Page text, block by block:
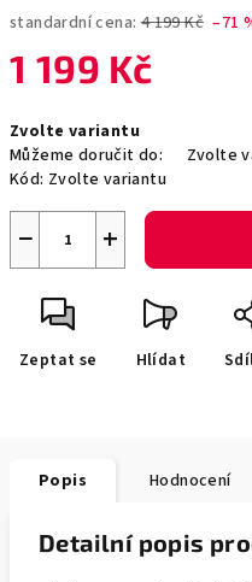
standardní cena: 4 199 Kč –71
1 199 Kč
cena:
Zvolte variantu
Můžeme doručit do:
Zvolte
Kód: Zvolte variantu
+
−
Zeptat se Hlídat
Popis Hodnocení
Detailní popis